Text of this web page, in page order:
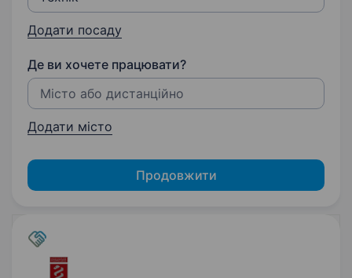
Додати посаду
Де ви хочете працювати?
Додати місто
Продовжити